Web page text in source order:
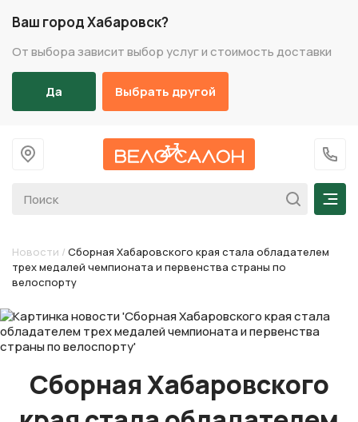
Ваш город Хабаровск?
От выбора зависит выбор услуг и стоимость доставки
Да Выбрать другой
На главную
+7
Новости / Сборная Хабаровского края стала обладателем
трех медалей чемпионата и первенства страны по
велоспорту
Сборная Хабаровского